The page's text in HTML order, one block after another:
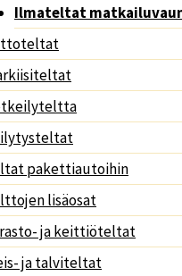
Ilmateltat
pakettiautoihin
lisäosat
ja keittiöteltat
ja talviteltat